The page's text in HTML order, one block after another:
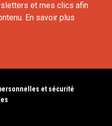
et mes clics afin
En savoir plus
et sécurité